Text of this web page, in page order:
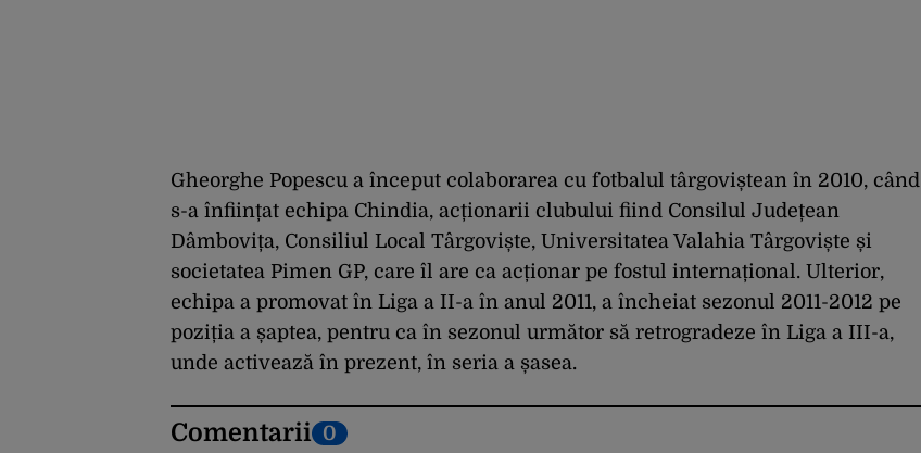
Gheorghe Popescu a început colaborarea cu fotbalul târgoviștean în 2010, când
s-a înființat echipa Chindia, acționarii clubului fiind Consilul Județean
Dâmbovița, Consiliul Local Târgoviște, Universitatea Valahia Târgoviște și
societatea Pimen GP, care îl are ca acționar pe fostul internațional. Ulterior,
echipa a promovat în Liga a II-a în anul 2011, a încheiat sezonul 2011-2012 pe
poziția a șaptea, pentru ca în sezonul următor să retrogradeze în Liga a III-a,
unde activează în prezent, în seria a șasea.
Comentarii 0